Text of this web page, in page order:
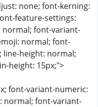
none; font-kerning:
feature-settings:
font-variant-
normal; font-
line-height: normal;
height: 15px;">
font-variant-numeric:
normal; font-variant-